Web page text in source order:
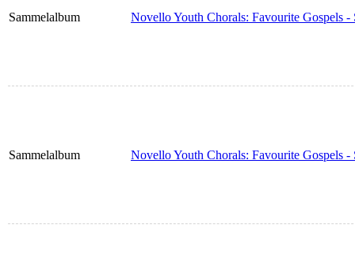
Sammelalbum Novello Youth Chorals: Favourite Gospels
Sammelalbum Novello Youth Chorals: Favourite Gospels